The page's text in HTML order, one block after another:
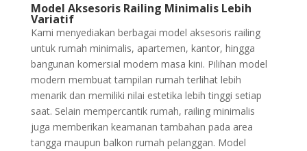
Model Aksesoris Railing Minimalis Lebih
Variatif
Kami menyediakan berbagai model aksesoris railing
untuk rumah minimalis, apartemen, kantor, hingga
bangunan komersial modern masa kini. Pilihan model
modern membuat tampilan rumah terlihat lebih
menarik dan memiliki nilai estetika lebih tinggi setiap
saat. Selain mempercantik rumah, railing minimalis
juga memberikan keamanan tambahan pada area
tangga maupun balkon rumah pelanggan. Model